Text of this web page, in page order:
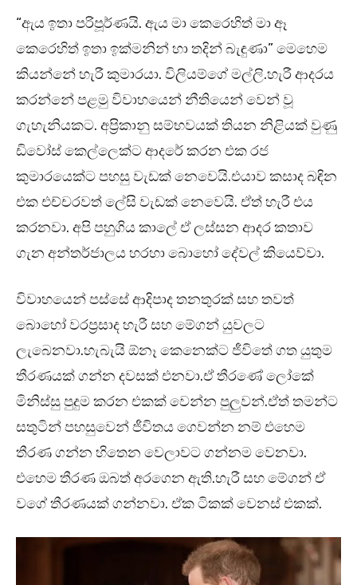
“ඇය ඉතා පරිපූර්ණයි. ඇය මා කෙරෙහිත් මා ඈ
කෙරෙහිත් ඉතා ඉක්මනින් හා තදින් බැඳුණා” මෙහෙම
කියන්නේ හැරී කුමාරයා. විලියම්ගේ මල්ලි.හැරී ආදරය
කරන්නේ පළමු විවාහයෙන් නීතියෙන් වෙන් වූ
ගැහැනියකට. අප්‍රිකානු සම්භවයක් තියන නිළියක් වුණු
ඩිවෝස් කෙල්ලෙක්ට ආදරේ කරන එක රජ
කුමාරයෙක්ට පහසු වැඩක් නෙවෙයි.එයාව කසාද බඳින
එක එච්චරවත් ලේසි වැඩක් නෙවෙයි. ඒත් හැරී එය
කරනවා. අපි පහුගිය කාලේ ඒ ලස්සන ආදර කතාව
ගැන අන්තර්ජාලය හරහා බොහෝ දේවල් කියෙව්වා.
විවාහයෙන් පස්සේ ආදිපාද තනතුරක් සහ තවත්
බොහෝ වරප්‍රසාද හැරී සහ මේගන් යුවලට
ලැබෙනවා.හැබැයි ඕනෑ කෙනෙක්ට ජීවිතේ ගත යුතුම
තීරණයක් ගන්න දවසක් එනවා.ඒ තීරණේ ලෝකේ
මිනිස්සු පුදුම කරන එකක් වෙන්න පුලුවන්.ඒත් තමන්ට
සතුටින් පහසුවෙන් ජීවිතය ගෙවන්න නම් එහෙම
තීරණ ගන්න හිතෙන වෙලාවට ගන්නම වෙනවා.
එහෙම තීරණ ඔබත් අරගෙන ඇති.හැරී සහ මේගන් ඒ
වගේ තීරණයක් ගන්නවා. ඒක ටිකක් වෙනස් එකක්.